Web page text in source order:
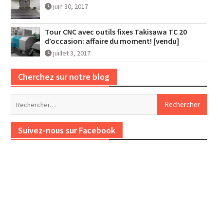
juin 30, 2017
Tour CNC avec outils fixes Takisawa TC 20
d’occasion: affaire du moment! [vendu]
juillet 3, 2017
Cherchez sur notre blog
Suivez-nous sur Facebook